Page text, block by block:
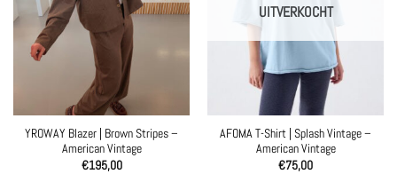
YROWAY Blazer | Brown Stripes –
American Vintage
€195,00
UITVERKOCHT
AFOMA T-Shirt | Splash Vintage –
American Vintage
€75,00